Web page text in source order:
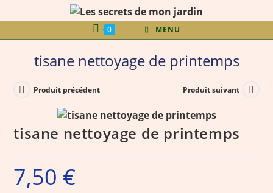
0 MENU
tisane nettoyage de printemps
Produit précédent Produit suivant
tisane nettoyage de printemps
7,50 €